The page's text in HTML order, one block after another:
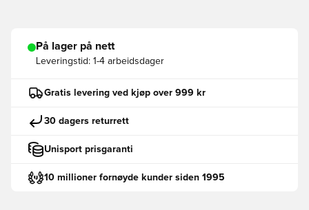
På lager på nett
Leveringstid: 1-4 arbeidsdager
Gratis levering ved kjøp over 999 kr
30 dagers returrett
Unisport prisgaranti
10 millioner fornøyde kunder siden 1995